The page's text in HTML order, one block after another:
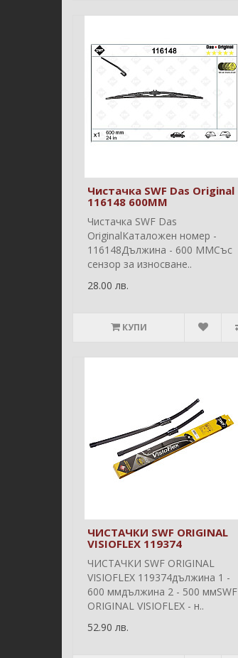
Чистачка SWF Das Original
116148 600MM
Чистачка SWF Das
OriginalКаталожен номер -
116148Дължина - 600 ММСъс
сензор за износване..
28.00 лв.
КУПИ
ЧИСТАЧКИ SWF ORIGINAL
VISIOFLEX 119374
ЧИСТАЧКИ SWF ORIGINAL
VISIOFLEX 119374дължина 1 -
600 ммдължина 2 - 500 ммSWF
ORIGINAL VISIOFLEX - н..
52.90 лв.